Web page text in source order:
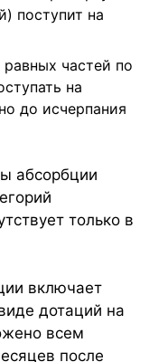
поступит на
частей по
на
до исчерпания
абсорбции
только в
включает
дотаций на
всем
после